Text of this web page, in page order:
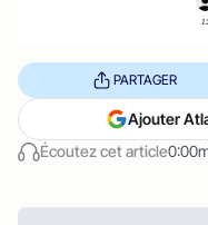
Écoutez cet article
PARTAGER
Ajouter